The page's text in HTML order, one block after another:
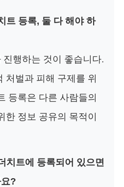
트 등록, 둘 다 해야 하
행하는 것이 좋습니다.
처벌과 피해 구제를 위
등록은 다른 사람들의
한 정보 공유의 목적이
치트에 등록되어 있으면
?